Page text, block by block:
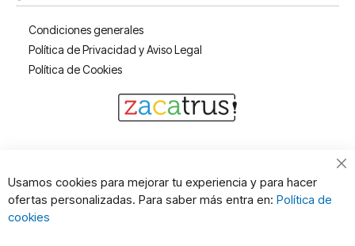
Condiciones generales
Política de Privacidad y Aviso Legal
Política de Cookies
Usamos cookies para mejorar tu experiencia y para hacer
ofertas personalizadas. Para saber más entra en: Política de
cookies